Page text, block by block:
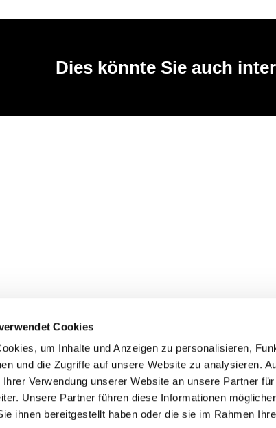
Cookies
um Inhalte und Anzeigen zu personalisieren,
und die Zugriffe auf unsere Website zu analysieren.
Verwendung unserer Website an unsere Partner
Unsere Partner führen diese Informationen
ihnen bereitgestellt haben oder die sie im Rahmen
Dies könnte Sie auch